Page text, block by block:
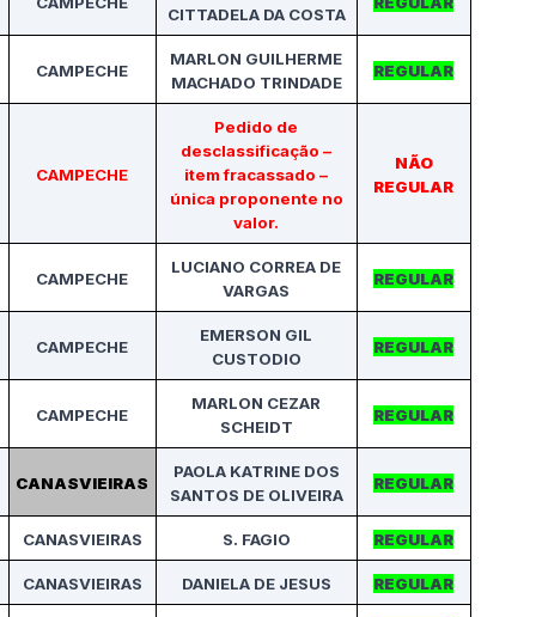
CITTADELA DA COSTA
CAMPECHE
MARLON GUILHERME
MACHADO TRINDADE
REGULAR
CAMPECHE
Pedido de
desclassificação –
item fracassado –
única proponente no
valor.
NÃO
REGULAR
CAMPECHE
LUCIANO CORREA DE
VARGAS
REGULAR
CAMPECHE
EMERSON GIL
CUSTODIO
REGULAR
CAMPECHE
MARLON CEZAR
SCHEIDT
REGULAR
CANASVIEIRAS
PAOLA KATRINE DOS
SANTOS DE OLIVEIRA
REGULAR
CANASVIEIRAS S. FAGIO REGULAR
CANASVIEIRAS DANIELA DE JESUS REGULAR